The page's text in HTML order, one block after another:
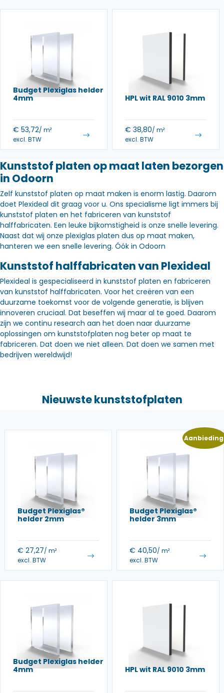
Budget Plexiglas helder
4mm
€ 53,72/ m²
excl. BTW
HPL wit RAL 9010 3mm
€ 38,80/ m²
excl. BTW
Kunststof platen op maat laten bezorgen
in Odoorn
Zelf kunststof platen op maat maken is enorm lastig. Daarom
doet Plexideal dit graag voor u. Ons specialisme ligt immers bij
kunststof platen en het fabriceren van kunststof
halffabricaten. Een leuke bijkomstigheid is onze snelle levering.
Naast dat wij onze plexiglas platen dus op maat maken,
hanteren we een snelle levering. Óók in Odoorn
Kunststof halffabricaten van Plexideal
Plexideal is gespecialiseerd in kunststof platen en fabriceren
van kunststof halffabricaten. Voor het creëren van een
duurzame toekomst voor de volgende generatie, is blijven
innoveren cruciaal. Dat beseffen wij maar al te goed. Daarom
zijn we continu research aan het doen naar duurzame
oplossingen om kunststofplaten nog beter op maat te
fabriceren. Dat doen we niet alleen. Dat doen we samen met
bedrijven wereldwijd!
Nieuwste kunststofplaten
Budget Plexiglas®
helder 2mm
€ 27,27/ m²
excl. BTW
Budget Plexiglas®
helder 3mm
€ 40,50/ m²
excl. BTW
Budget Plexiglas helder
4mm
HPL wit RAL 9010 3mm